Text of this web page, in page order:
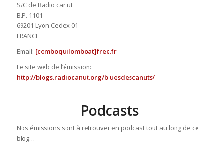
S/C de Radio canut
B.P. 1101
69201 Lyon Cedex 01
FRANCE
Email: [comboquilomboat]free.fr
Le site web de l’émission:
http://blogs.radiocanut.org/bluesdescanuts/
Podcasts
Nos émissions sont à retrouver en podcast tout au long de ce
blog…